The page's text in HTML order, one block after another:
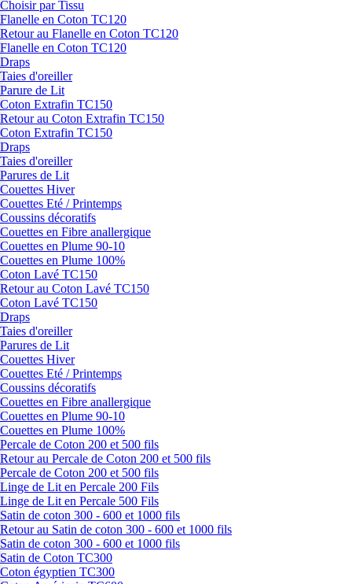
Choisir par Tissu
Flanelle en Coton TC120
Retour au Flanelle en Coton TC120
Flanelle en Coton TC120
Draps
Taies d'oreiller
Parure de Lit
Coton Extrafin TC150
Retour au Coton Extrafin TC150
Coton Extrafin TC150
Draps
Taies d'oreiller
Parures de Lit
Couettes Hiver
Couettes Eté / Printemps
Coussins décoratifs
Couettes en Fibre anallergique
Couettes en Plume 90-10
Couettes en Plume 100%
Coton Lavé TC150
Retour au Coton Lavé TC150
Coton Lavé TC150
Draps
Taies d'oreiller
Parures de Lit
Couettes Hiver
Couettes Eté / Printemps
Coussins décoratifs
Couettes en Fibre anallergique
Couettes en Plume 90-10
Couettes en Plume 100%
Percale de Coton 200 et 500 fils
Retour au Percale de Coton 200 et 500 fils
Percale de Coton 200 et 500 fils
Linge de Lit en Percale 200 Fils
Linge de Lit en Percale 500 Fils
Satin de coton 300 - 600 et 1000 fils
Retour au Satin de coton 300 - 600 et 1000 fils
Satin de coton 300 - 600 et 1000 fils
Satin de Coton TC300
Coton égyptien TC300